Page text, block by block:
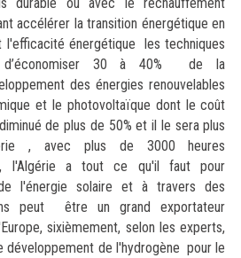
accélérer la transition énergétique en
énergétique les techniques
d’économiser 30 à 40% de la
des énergies renouvelables
et le photovoltaïque dont le coût
de plus de 50% et il le sera plus
, avec plus de 3000 heures
l'Algérie a tout ce qu'il faut pour
l'énergie solaire et à travers des
peut être un grand exportateur
sixièmement, selon les experts,
développement de l'hydrogène pour le